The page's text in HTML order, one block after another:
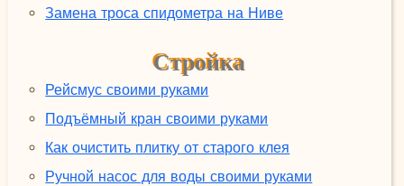
Замена троса спидометра на Ниве
Стройка
Рейсмус своими руками
Подъёмный кран своими руками
Как очистить плитку от старого клея
Ручной насос для воды своими руками